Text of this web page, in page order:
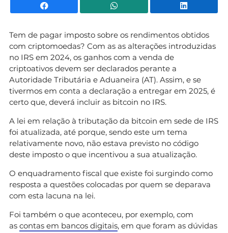
Facebook WhatsApp
Tem de pagar imposto sobre os rendimentos obtidos
com criptomoedas? Com as as alterações introduzidas
no IRS em 2024, os ganhos com a venda de
criptoativos devem ser declarados perante a
Autoridade Tributária e Aduaneira (AT). Assim, e se
tivermos em conta a declaração a entregar em 2025, é
certo que, deverá incluir as bitcoin no IRS.
A lei em relação à tributação da bitcoin em sede de IRS
foi atualizada, até porque, sendo este um tema
relativamente novo, não estava previsto no código
deste imposto o que incentivou a sua atualização.
O enquadramento fiscal que existe foi surgindo como
resposta a questões colocadas por quem se deparava
com esta lacuna na lei.
Foi também o que aconteceu, por exemplo, com
as contas em bancos digitais, em que foram as dúvidas